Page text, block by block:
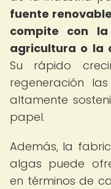
fuente
compite con
agricultura o la
Su rápido
regeneración
altamente
papel.
Además, la
algas puede
en términos de